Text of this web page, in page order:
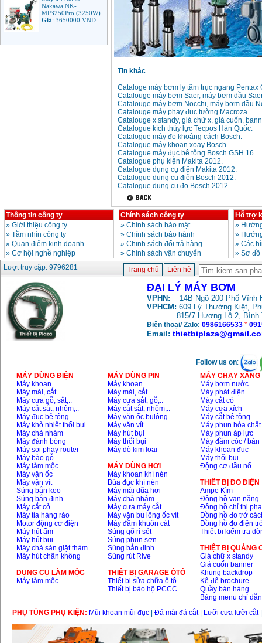
Nakawa NK-
MP3250Pro (3250W)
Giá:3650000VND
Máy phun rửa áp lực
Giá:7500000VND
Máy phun rửa xe
Ergen EN6700 Eco
(2600W)
Giá:1990000
Máy bơm Văn Thể hút
sâu đẩy xa
Giá
:2650000
160A (3KW)
Máy rửa xe cao áp
Karcher HD 5/11 P
(2200W)
Giá:19990000
Máy bơm hút giếng
sâu Shimizu PC260
(750W)
Giá:2950000
Tin khác
Cataloge máy bơm ly tâm trục ngang Pentax
Catalouge máy bơm Saer, máy bơm dầu
Catalouge máy bơm Nocchi, máy bơm dầu
Catalouge máy phay đục tường Macroza.
Catalouge x standy, giá chữ x, giá cuốn,
Catalogue kích thủy lực Tecpos Hàn Quốc.
Catalogue máy đo khoảng cách Bosch.
Catalogue máy khoan xoay Bosch.
Catalogue máy đục bê tông Bosch GSH 16.
Catalogue phụ kiện Makita 2012.
Catalogue dụng cụ điện Makita 2012.
Catalogue dụng cụ điện Bosch 2012.
Catalogue dụng cụ đo Bosch 2012.
Thông tin công ty
» Giới thiệu công ty
» Tầm nhìn công ty
» Quan điểm kinh doanh
» Cơ hội nghề nghiệp
Chính sách công ty
» Chính sách bảo mật
» Chính sách bảo hành
» Chinh sách đổi trả hàng
» Chính sách vận chuyển
Hỗ trợ
»
»
» Các
» Sơ
Lượt truy cập: 9796281
Trang chủ Liên hệ
ĐẠI LÝ MÁY BƠM
VPHN: 14B Ngõ 200 Phố Vĩnh
VPHCM: 609 Lý Thường Kiệt,
815/7 Hương Lộ 2, Bình
Điện thoại/ Zalo: 0986166533 *
Email:
Follow us on:
MÁY DÙNG ĐIỆN
Máy khoan
Máy mài, cắt
Máy cưa gỗ, sắt,..
Máy cắt sắt, nhôm,..
Máy đục bê tông
Máy khò nhiệt thổi bụi
Máy chà nhám
Máy đánh bóng
Máy soi phay router
Máy bào gỗ
Máy làm mộc
Máy vặn ốc
Máy vặn vít
Súng bắn keo
Súng bắn đinh
Máy cắt cỏ
Máy tỉa hàng rào
Motor động cơ điện
Máy hút ẩm
Máy hút bụi
Máy chà sàn giặt thảm
Máy hút chân không
DỤNG CỤ LÀM MỘC
Máy làm mộc
MÁY DÙNG PIN
Máy khoan
Máy mài, cắt
Máy cưa sắt, gỗ,..
Máy cắt sắt, nhôm,..
Máy vặn ốc bulông
Máy vặn vít
Máy hút bụi
Máy thổi bụi
Máy dò kim loại
MÁY DÙNG HƠI
Máy khoan khí nén
Búa đục khí nén
Máy mài dũa hơi
Máy chà nhám
Máy cưa máy cắt
Máy vặn bu lông ốc vít
Máy đầm khuôn cát
Súng gõ rỉ sét
Súng phun sơn
Súng bắn đinh
Súng rút Rive
THIÊT BỊ GARAGE ÔTÔ
Thiết bị sửa chữa ô tô
Thiết bị bảo hộ PCCC
MÁY CHẠY
Máy bơm nước
Máy phát điện
Máy cắt cỏ
Máy cưa xích
Máy cắt bê tông
Máy phun hóa chất
Máy phun áp lực
Máy đầm cóc / bàn
Máy khoan đục
Máy thổi bụi
Động cơ đầu nổ
THIÊT BỊ ĐO ĐIỆN
Ampe Kìm
Đồng hồ vạn năng
Đồng hồ chỉ thị pha
Đồng hồ đo trở
Đồng hồ đo điện
Thiết bị kiểm tra
THIỆT BỊ QUẢNG
Giá chữ x standy
Giá cuốn banner
Khung backdrop
Kệ để brochure
Quầy bán hàng
Bảng menu chỉ dẫn
PHỤ TÙNG PHỤ KIỆN: Mũi khoan mũi đục Đá mài đá cắt| Lưỡi cưa lưỡi cắt